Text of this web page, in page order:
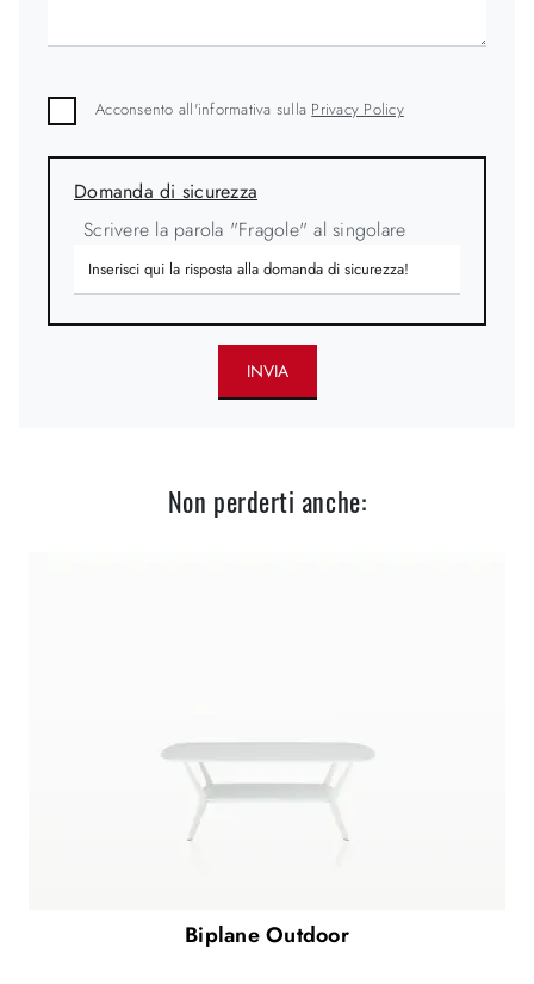
Acconsento all'informativa sulla Privacy Policy
Domanda di sicurezza
Scrivere la parola "Fragole" al singolare
INVIA
Non perderti anche:
Biplane Outdoor